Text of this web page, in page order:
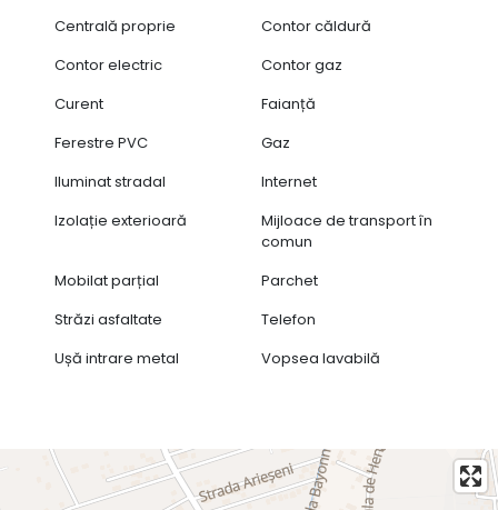
Centrală proprie
Contor căldură
Contor electric
Contor gaz
Curent
Faianță
Ferestre PVC
Gaz
Iluminat stradal
Internet
Izolație exterioară
Mijloace de transport în
comun
Mobilat parțial
Parchet
Străzi asfaltate
Telefon
Ușă intrare metal
Vopsea lavabilă